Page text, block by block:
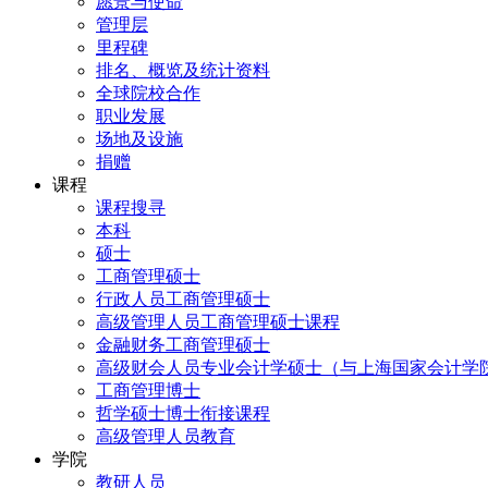
管理层
里程碑
排名、概览及统计资料
全球院校合作
职业发展
场地及设施
捐赠
课程
课程搜寻
本科
硕士
工商管理硕士
行政人员工商管理硕士
高级管理人员工商管理硕士课程
金融财务工商管理硕士
高级财会人员专业会计学硕士（与上海国家会计学
工商管理博士
哲学硕士博士衔接课程
高级管理人员教育
学院
教研人员